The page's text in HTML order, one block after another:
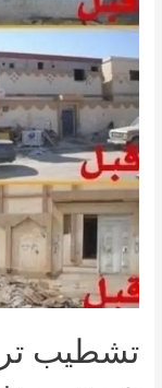
تشطيب